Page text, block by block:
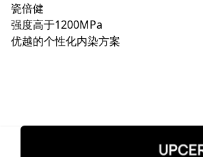
瓷倍健
强度高于1200MPa
优越的个性化内染方案